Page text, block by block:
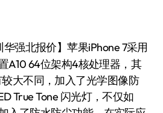
华强北报价】苹果iPhone 7采用
A10 64位架构4核处理器，其
大不同，加入了光学图像防
True Tone 闪光灯，不仅如